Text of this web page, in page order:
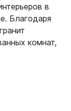
в
Благодаря
комнат,